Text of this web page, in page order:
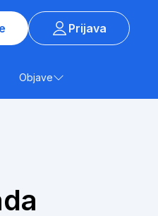
Prijava
Objave